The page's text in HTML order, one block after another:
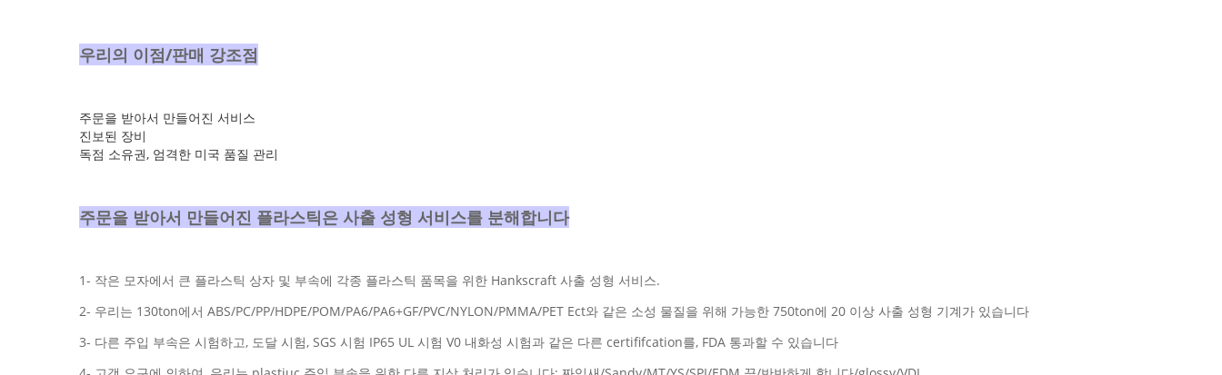
우리의 이점/판매 강조점
주문을 받아서 만들어진 서비스
진보된 장비
독점 소유권, 엄격한 미국 품질 관리
주문을 받아서 만들어진 플라스틱은 사출 성형 서비스를 분해합니다
1- 작은 모자에서 큰 플라스틱 상자 및 부속에 각종 플라스틱 품목을 위한 Hankscraft 사출 성형 서비스.
2- 우리는 130ton에서 ABS/PC/PP/HDPE/POM/PA6/PA6+GF/PVC/NYLON/PMMA/PET Ect와 같은 소성 물질을 위해 가능한 750ton에 20 이상 사출 성형 기계가 있습니다
3- 다른 주입 부속은 시험하고, 도달 시험, SGS 시험 IP65 UL 시험 V0 내화성 시험과 같은 다른 certififcation를, FDA 통과할 수 있습니다